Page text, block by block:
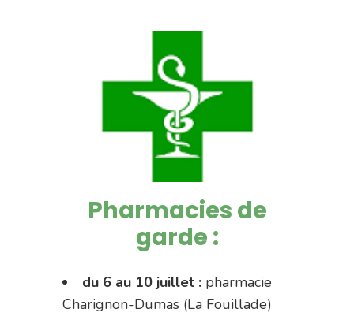
Pharmacies de
garde :
du 6 au 10 juillet : pharmacie
Charignon-Dumas (La Fouillade)